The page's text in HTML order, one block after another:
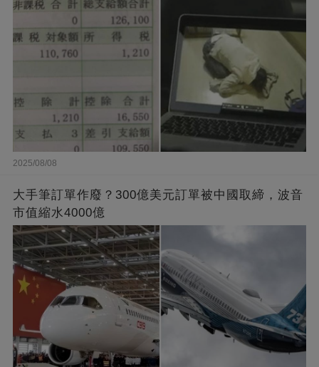
2025/08/08
大手筆訂單作廢？300億美元訂單被中國取締，波音
市值縮水4000億